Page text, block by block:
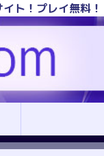
ト！プレイ無料！